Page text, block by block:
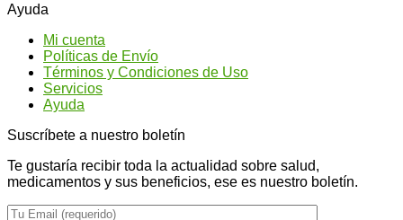
Ginseng?
Ayuda
Mi cuenta
Políticas de Envío
Términos y Condiciones de Uso
Servicios
Ayuda
Suscríbete a nuestro boletín
Te gustaría recibir toda la actualidad sobre salud,
medicamentos y sus beneficios, ese es nuestro boletín.